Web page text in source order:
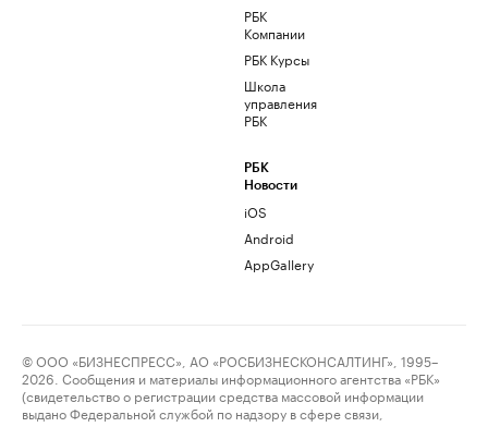
РБК
Компании
РБК Курсы
Школа
управления
РБК
РБК
Новости
iOS
Android
AppGallery
© ООО «БИЗНЕСПРЕСС», АО «РОСБИЗНЕСКОНСАЛТИНГ», 1995–
2026. Сообщения и материалы информационного агентства «РБК»
(свидетельство о регистрации средства массовой информации
выдано Федеральной службой по надзору в сфере связи,